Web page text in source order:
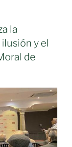
la
y el
de